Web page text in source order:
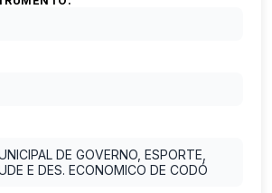
DE GOVERNO, ESPORTE,
E DES. ECONOMICO DE CODÓ